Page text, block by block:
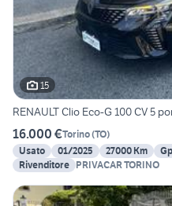
15
RENAULT Clio Eco-G 100 CV 5
16.000 €Torino(TO)
Usato
01/2025 27000 Km
Rivenditore PRIVACAR TORINO